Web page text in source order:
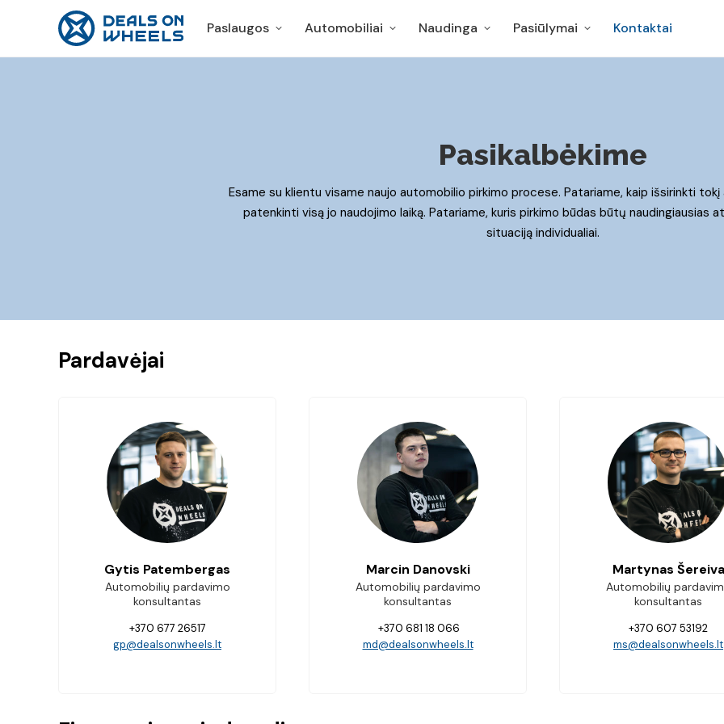
Paslaugos Automobiliai Naudinga Pasiūlymai Kontaktai
Pasikalbėkime
Esame su klientu visame naujo automobilio pirkimo procese. Patariame, kaip išsirinkti tokį
patenkinti visą jo naudojimo laiką. Patariame, kuris pirkimo būdas būtų naudingiausias
situaciją individualiai.
Pardavėjai
Gytis Patembergas
Automobilių pardavimo
konsultantas
+370 677 26517
gp@dealsonwheels.lt
Marcin Danovski
Automobilių pardavimo
konsultantas
+370 681 18 066
md@dealsonwheels.lt
Martynas Šereiva
Automobilių
konsultantas
+370 607 53192
ms@dealsonwheels.lt
Paslaugos Automobiliai Naudinga Pasiūlymai Kontaktai